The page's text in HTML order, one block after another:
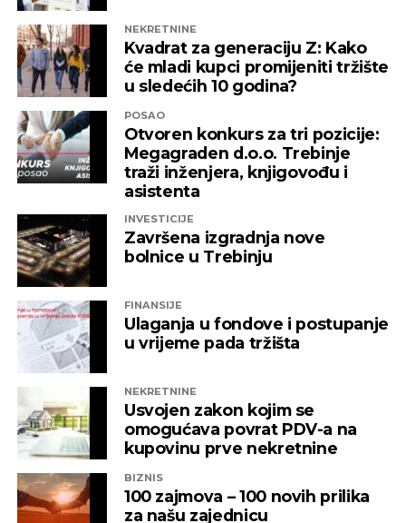
NEKRETNINE
Kvadrat za generaciju Z: Kako
će mladi kupci promijeniti tržište
u sledećih 10 godina?
POSAO
Otvoren konkurs za tri pozicije:
Megagraden d.o.o. Trebinje
traži inženjera, knjigovođu i
asistenta
INVESTICIJE
Završena izgradnja nove
bolnice u Trebinju
FINANSIJE
Ulaganja u fondove i postupanje
u vrijeme pada tržišta
NEKRETNINE
Usvojen zakon kojim se
omogućava povrat PDV-a na
kupovinu prve nekretnine
BIZNIS
100 zajmova – 100 novih prilika
za našu zajednicu